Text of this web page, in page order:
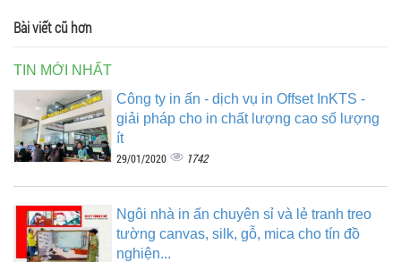
Bài viết cũ hơn
TIN MỚI NHẤT
Công ty in ấn - dịch vụ in Offset InKTS -
giải pháp cho in chất lượng cao số lượng
ít
29/01/2020 1742
Ngôi nhà in ấn chuyên sỉ và lẻ tranh treo
tường canvas, silk, gỗ, mica cho tín đồ
nghiện...